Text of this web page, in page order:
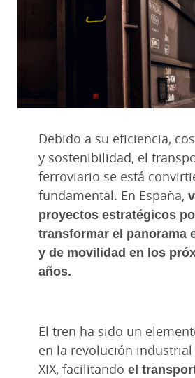
Debido a su eficiencia,
y sostenibilidad, el
ferroviario se está
fundamental. En España,
proyectos estratégicos
transformar el panorama
y de movilidad en los
años.
El tren ha sido un
en la revolución
XIX, facilitando el